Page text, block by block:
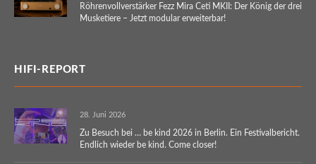
Röhrenvollverstärker Fezz Mira Ceti MKII: Der König der drei
Musketiere – Jetzt modular erweiterbar!
HIFI-REPORT
28. Juni 2026
Zu Besuch bei … be kind 2026 in Berlin. Ein Festivalbericht.
Endlich wieder be kind. Come closer!